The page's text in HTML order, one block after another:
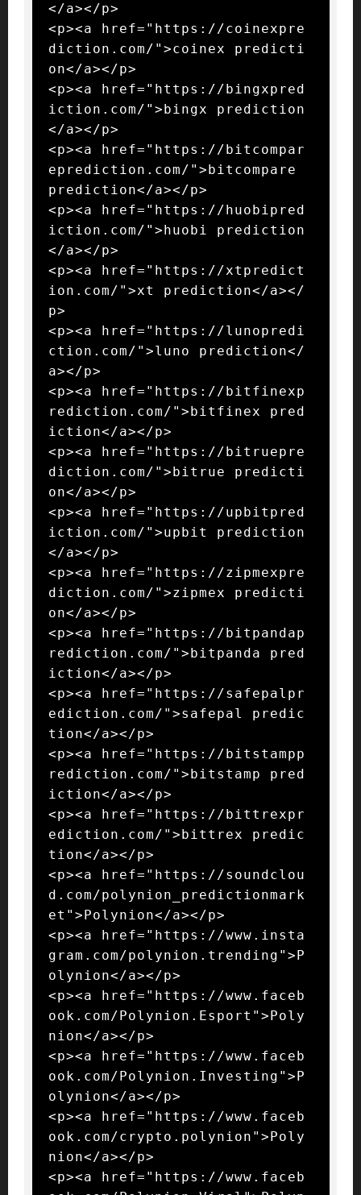
</a></p>
<p><a href="https://coinexpre
diction.com/">coinex predicti
on</a></p>
<p><a href="https://bingxpred
iction.com/">bingx prediction
</a></p>
<p><a href="https://bitcompar
eprediction.com/">bitcompare
prediction</a></p>
<p><a href="https://huobipred
iction.com/">huobi prediction
</a></p>
<p><a href="https://xtpredict
ion.com/">xt prediction</a></
p>
<p><a href="https://lunopredi
ction.com/">luno prediction</
a></p>
<p><a href="https://bitfinexp
rediction.com/">bitfinex pred
iction</a></p>
<p><a href="https://bitruepre
diction.com/">bitrue predicti
on</a></p>
<p><a href="https://upbitpred
iction.com/">upbit prediction
</a></p>
<p><a href="https://zipmexpre
diction.com/">zipmex predicti
on</a></p>
<p><a href="https://bitpandap
rediction.com/">bitpanda pred
iction</a></p>
<p><a href="https://safepalpr
ediction.com/">safepal predic
tion</a></p>
<p><a href="https://bitstampp
rediction.com/">bitstamp pred
iction</a></p>
<p><a href="https://bittrexpr
ediction.com/">bittrex predic
tion</a></p>
<p><a href="https://soundclou
d.com/polynion_predictionmark
et">Polynion</a></p>
<p><a href="https://www.insta
gram.com/polynion.trending">P
olynion</a></p>
<p><a href="https://www.faceb
ook.com/Polynion.Esport">Poly
nion</a></p>
<p><a href="https://www.faceb
ook.com/Polynion.Investing">P
olynion</a></p>
<p><a href="https://www.faceb
ook.com/crypto.polynion">Poly
nion</a></p>
<p><a href="https://www.faceb